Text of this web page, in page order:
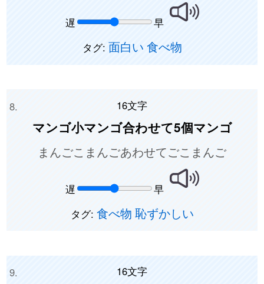
遅
早
タグ: 面白い 食べ物
16文字
マンゴ小マンゴ合わせて5個マンゴ
まんごこまんごあわせてごこまんご
遅
早
タグ: 食べ物 恥ずかしい
16文字